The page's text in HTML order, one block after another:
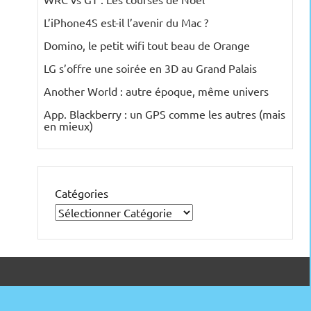
L’iPhone4S est-il l’avenir du Mac ?
Domino, le petit wifi tout beau de Orange
LG s’offre une soirée en 3D au Grand Palais
Another World : autre époque, même univers
App. Blackberry : un GPS comme les autres (mais
en mieux)
Catégories